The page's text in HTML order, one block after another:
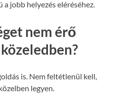
jobb helyezés eléréséhez.
nem érő
is. Nem feltétlenül kell,
legyen.